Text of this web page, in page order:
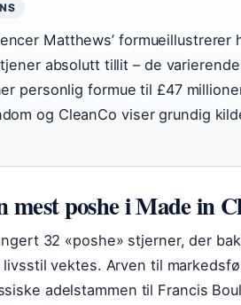
Matthews’ formueillustrerer
absolutt tillit – de
personlig formue til £47
og CleanCo viser grundig
mest poshe i Made in
32 «poshe» stjerner, der
vektes. Arven til
adelstammen til Francis